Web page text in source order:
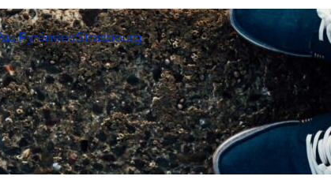
PyrénéesStrasbourg